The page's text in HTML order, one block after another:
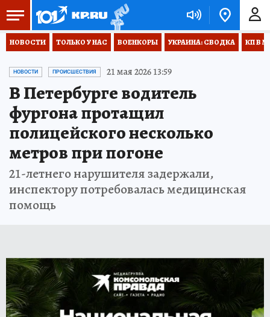
НОВОСТИ ТОЛЬКО У НАС ВОЕНКОРЫ УКРАИНА: СВОДКА КП В
НОВОСТИ ПРОИСШЕСТВИЯ 21 мая 2026 13:59
В Петербурге водитель
фургона протащил
полицейского несколько
метров при погоне
21-летнего нарушителя задержали,
инспектору потребовалась медицинская
помощь